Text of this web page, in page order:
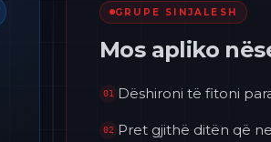
GRUPE SINJALESH
Mos apliko
01 Dëshironi të fitoni
02 Pret gjithë ditën që